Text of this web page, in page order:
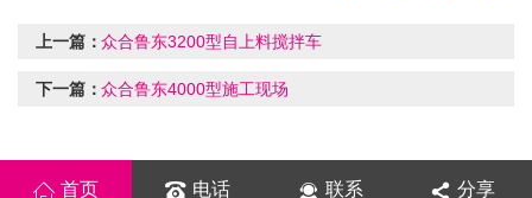
上一篇：众合鲁东3200型自上料搅拌车
下一篇：众合鲁东4000型施工现场
首页 电话 联系 分享